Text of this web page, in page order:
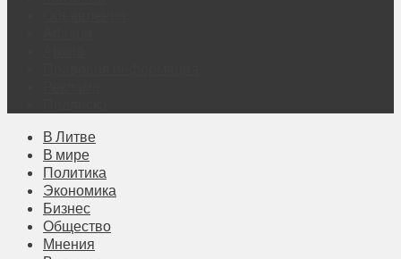
В Литве
В мире
Политика
Экономика
Бизнес
Общество
Мнения